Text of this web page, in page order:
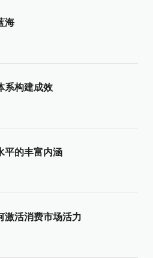
海
系构建成效
平的丰富内涵
激活消费市场活力